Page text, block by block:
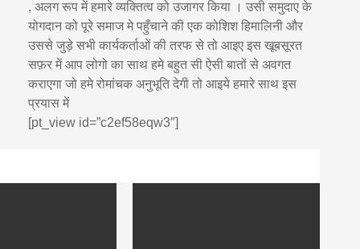
, अलग रूप में हमारे व्यक्तित्व को उजागर किया । उसी समुदाए के
योगदान को पूरे समाज मे पहुँचाने की एक कोशिश हिमालिनी और
उससे जुड़े सभी कार्यकर्ताओं की तरफ से तो आइए इस खूबसूरत
सफ़र में आप लोगो का साथ हमे बहुत सी ऐसी बातों से अवगत
कराएगा जो हमे रोमांचक अनुभूति देगी तो आइये हमारे साथ इस
प्रयास में
[pt_view id=”c2ef58eqw3″]